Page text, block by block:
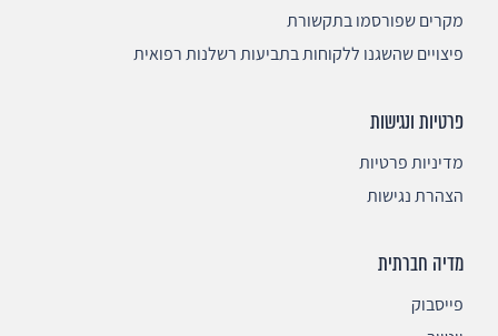
מקרים שפורסמו בתקשורת
פיצויים שהשגנו ללקוחות בתביעות רשלנות רפואית
פרטיות ונגישות
מדיניות פרטיות
הצהרת נגישות
מדיה חברתית
פייסבוק